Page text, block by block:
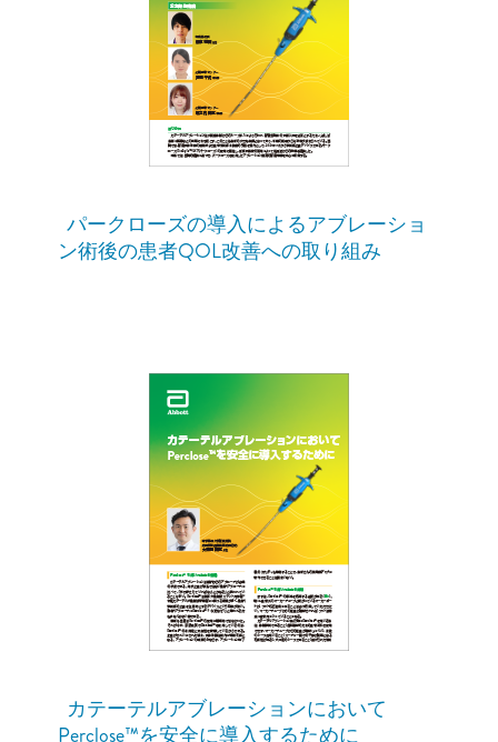
パークローズの導入によるアブレーショ
ン術後の患者QOL改善への取り組み
カテーテルアブレーションにおいて
Perclose™を安全に導入するために